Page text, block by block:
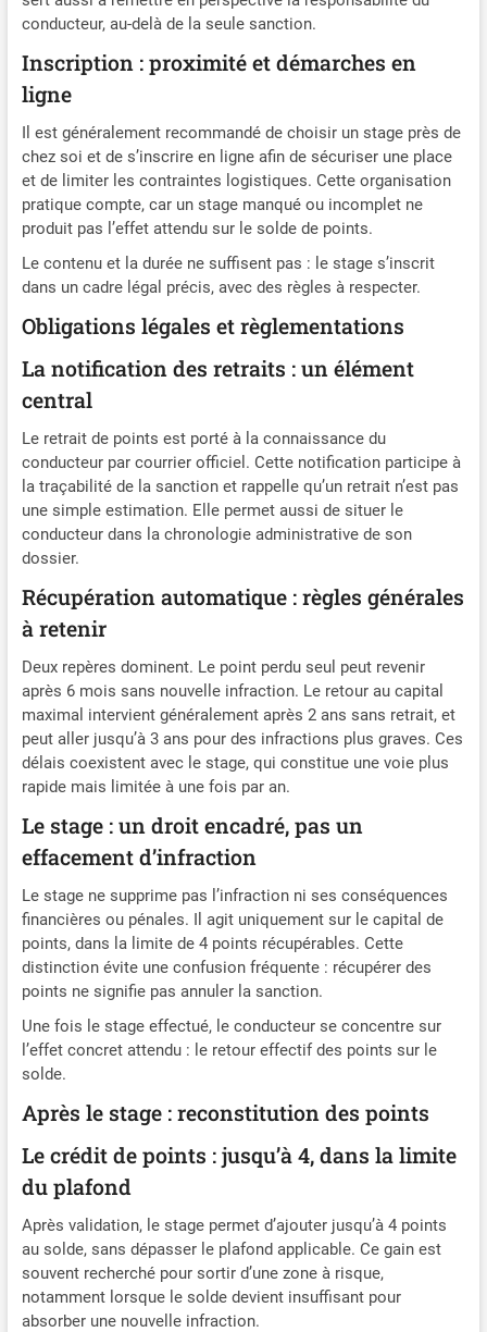
conducteur, au-delà de la seule sanction.
Inscription : proximité et démarches en
ligne
Il est généralement recommandé de choisir un stage près de
chez soi et de s’inscrire en ligne afin de sécuriser une place
et de limiter les contraintes logistiques. Cette organisation
pratique compte, car un stage manqué ou incomplet ne
produit pas l’effet attendu sur le solde de points.
Le contenu et la durée ne suffisent pas : le stage s’inscrit
dans un cadre légal précis, avec des règles à respecter.
Obligations légales et règlementations
La notification des retraits : un élément
central
Le retrait de points est porté à la connaissance du
conducteur par courrier officiel. Cette notification participe à
la traçabilité de la sanction et rappelle qu’un retrait n’est pas
une simple estimation. Elle permet aussi de situer le
conducteur dans la chronologie administrative de son
dossier.
Récupération automatique : règles générales
à retenir
Deux repères dominent. Le point perdu seul peut revenir
après 6 mois sans nouvelle infraction. Le retour au capital
maximal intervient généralement après 2 ans sans retrait, et
peut aller jusqu’à 3 ans pour des infractions plus graves. Ces
délais coexistent avec le stage, qui constitue une voie plus
rapide mais limitée à une fois par an.
Le stage : un droit encadré, pas un
effacement d’infraction
Le stage ne supprime pas l’infraction ni ses conséquences
financières ou pénales. Il agit uniquement sur le capital de
points, dans la limite de 4 points récupérables. Cette
distinction évite une confusion fréquente : récupérer des
points ne signifie pas annuler la sanction.
Une fois le stage effectué, le conducteur se concentre sur
l’effet concret attendu : le retour effectif des points sur le
solde.
Après le stage : reconstitution des points
Le crédit de points : jusqu’à 4, dans la limite
du plafond
Après validation, le stage permet d’ajouter jusqu’à 4 points
au solde, sans dépasser le plafond applicable. Ce gain est
souvent recherché pour sortir d’une zone à risque,
notamment lorsque le solde devient insuffisant pour
absorber une nouvelle infraction.